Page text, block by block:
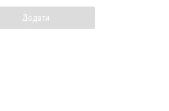
Додати